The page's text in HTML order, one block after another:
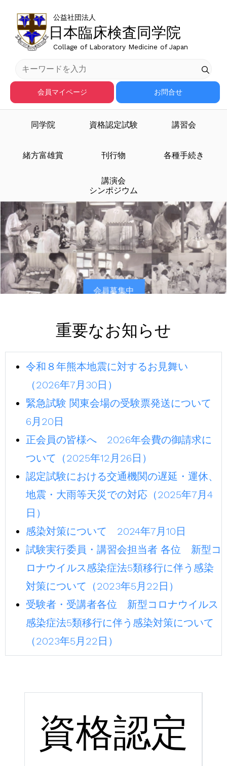
日本臨床検査同学院
公益社団法人
Collage of Laboratory Medicine of Japan
会員マイページ お問合せ
同学院 資格認定試験 講習会
緒方富雄賞 刊行物 各種手続き
講演会
シンポジウム
臨床検査医学を担う人材
を育成する
会員募集中
重要なお知らせ
令和８年熊本地震に対するお見舞い
（2026年7月30日）
緊急試験 関東会場の受験票発送について
6月20日
正会員の皆様へ 2026年会費の御請求に
ついて（2025年12月26日）
認定試験における交通機関の遅延・運休、
地震・大雨等天災での対応（2025年7月4
日）
感染対策について 2024年7月10日
試験実行委員・講習会担当者 各位 新型コ
ロナウイルス感染症法5類移行に伴う感染
対策について（2023年5月22日）
受験者・受講者各位 新型コロナウイルス
感染症法5類移行に伴う感染対策について
（2023年5月22日）
資格認定